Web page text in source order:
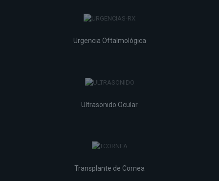
Urgencia Oftalmológica
Ultrasonido Ocular
Transplante de Cornea